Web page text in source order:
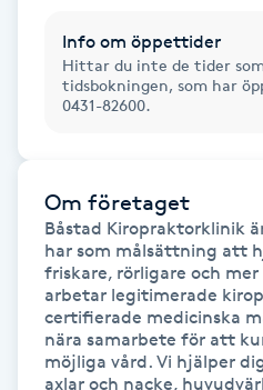
Gel naglar
Gelenaglar
Gellack med förstärkning
Gravidmassage
Gravidyoga
Info om öppettider
Hittar du inte de tider
tidsbokningen, som har
0431-82600.
Om företaget
Båstad Kiropraktorklinik
har som målsättning att
friskare, rörligare och mer
arbetar legitimerade
certifierade medicinska
nära samarbete för att
möjliga vård. Vi hjälper
axlar och nacke,